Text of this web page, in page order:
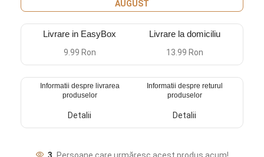
AUGUST
Livrare in EasyBox
9.99 Ron
Livrare la domiciliu
13.99 Ron
Informatii despre livrarea
produselor
Detalii
Informatii despre returul
produselor
Detalii